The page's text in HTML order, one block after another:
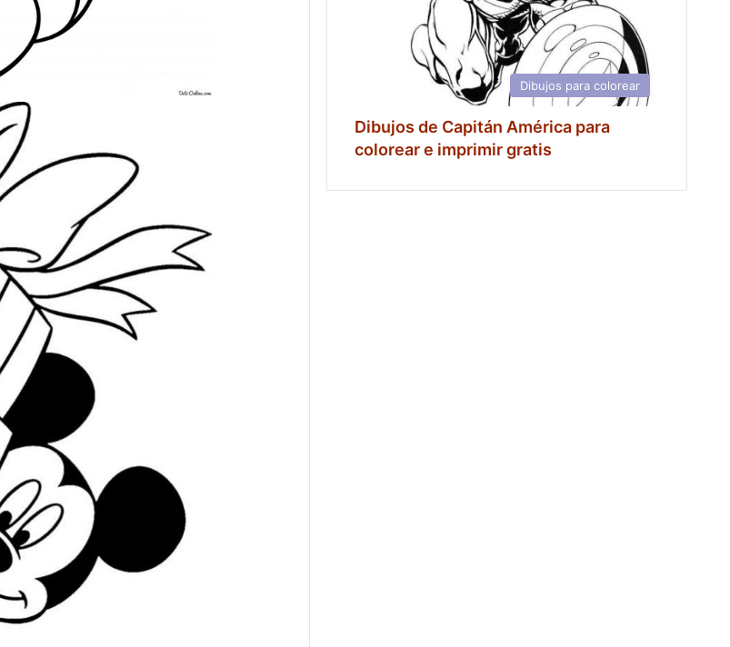
Dibujos para colorear
Dibujos de Capitán América para
colorear e imprimir gratis